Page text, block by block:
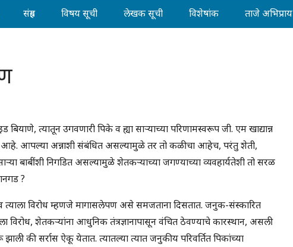
संग्रह विषय सूची लेखक सूची विशेषांक ताजे अभिप्राय
त्यातून उगवणारी पिके व ह्या साऱ्याच्या परिणामस्वरूप जी. एम खाद्यान्न
आहे. आपल्या अन्नाशी संबंधित असल्यामुळे तर तो कळीचा आहेच, परंतु शेती,
बाबींशी निगडित असल्यामुळे शेतकऱ्याच्या जगण्याच्या व्यवहार्यतेशी तो सरळ
?
विरोध म्हणजे मागासलेपण असे समजताना दिसतात. जनुक-संस्कारित
विरोध, शेतकऱ्यांना आधुनिक तंत्रज्ञानापासून वंचित ठेवण्याचे कारस्थान, असली
झाली की सर्रास ऐकू येतात. त्यातल्या त्यात जनुकीय परिवर्तित पिकांच्या